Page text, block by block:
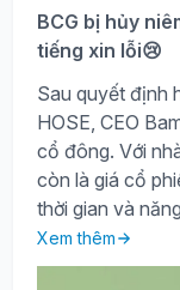
BCG bị hủy
tiếng xin lỗi😢
Sau quyết định
HOSE, CEO
cổ đông. Với
còn là giá cổ
thời gian và
Xem thêm